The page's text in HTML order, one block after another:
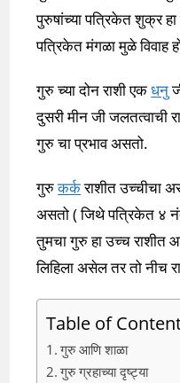
पुरुषांच्या पत्रिकेत शुक्र हा
पत्रिकेत मंगळा मुळे विवाह
गुरु च्या दोन राशी एकधनु
दुसरी मीन जी जलतत्वाची
गुरु चा प्रभाव असतो.
गुरुकर्कराशीत उच्चीचा
असतो ( जिथे पत्रिकेत ४
तुमचा गुरु हा उच्च राशीत
लिहिला असेल तर तो नीच
Table of
गुरु आणि शाळा
गुरु ग्रहाच्या दृष्ट्या